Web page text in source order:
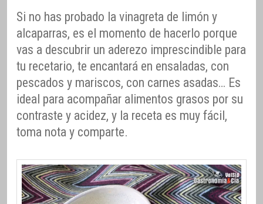
Si no has probado la vinagreta de limón y
alcaparras, es el momento de hacerlo porque
vas a descubrir un aderezo imprescindible para
tu recetario, te encantará en ensaladas, con
pescados y mariscos, con carnes asadas… Es
ideal para acompañar alimentos grasos por su
contraste y acidez, y la receta es muy fácil,
toma nota y comparte.